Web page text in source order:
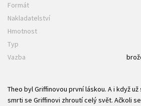
Formát
Nakladatelství
Hmotnost
Typ
Vazba
Theo byl Griffinovou první láskou. A i když
smrti se Griffinovi zhroutí celý svět. Ačkoli